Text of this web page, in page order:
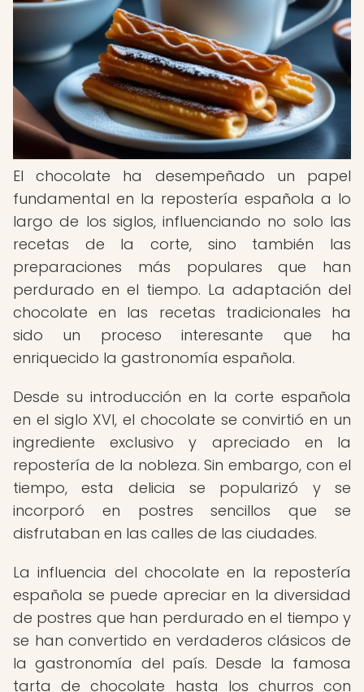
El chocolate ha desempeñado un papel
fundamental en la repostería española a lo
largo de los siglos, influenciando no solo las
recetas de la corte, sino también las
preparaciones más populares que han
perdurado en el tiempo. La adaptación del
chocolate en las recetas tradicionales ha
sido un proceso interesante que ha
enriquecido la gastronomía española.
Desde su introducción en la corte española
en el siglo XVI, el chocolate se convirtió en un
ingrediente exclusivo y apreciado en la
repostería de la nobleza. Sin embargo, con el
tiempo, esta delicia se popularizó y se
incorporó en postres sencillos que se
disfrutaban en las calles de las ciudades.
La influencia del chocolate en la repostería
española se puede apreciar en la diversidad
de postres que han perdurado en el tiempo y
se han convertido en verdaderos clásicos de
la gastronomía del país. Desde la famosa
tarta de chocolate hasta los churros con